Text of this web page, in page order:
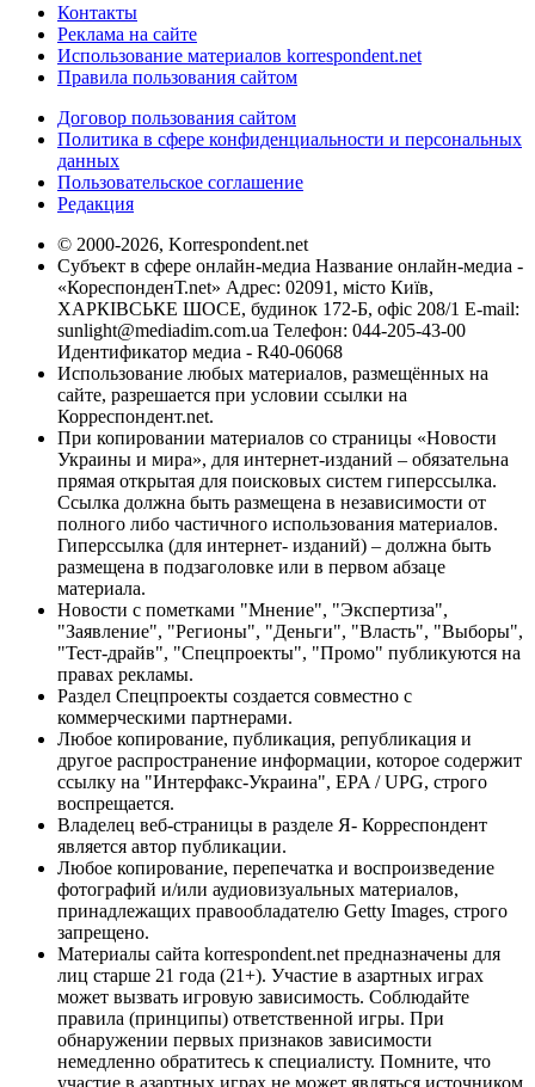
Контакты
Реклама на сайте
Использование материалов korrespondent.net
Правила пользования сайтом
Договор пользования сайтом
Политика в сфере конфиденциальности и персональных
данных
Пользовательское соглашение
Редакция
© 2000-2026, Korrespondent.net
Субъект в сфере онлайн-медиа Название онлайн-медиа -
«КореспонденТ.net» Адрес: 02091, місто Київ,
ХАРКІВСЬКЕ ШОСЕ, будинок 172-Б, офіс 208/1 E-mail:
sunlight@mediadim.com.ua Телефон: 044-205-43-00
Идентификатор медиа - R40-06068
Использование любых материалов, размещённых на
сайте, разрешается при условии ссылки на
Корреспондент.net.
При копировании материалов со страницы «Новости
Украины и мира», для интернет-изданий – обязательна
прямая открытая для поисковых систем гиперссылка.
Ссылка должна быть размещена в независимости от
полного либо частичного использования материалов.
Гиперссылка (для интернет- изданий) – должна быть
размещена в подзаголовке или в первом абзаце
материала.
Новости с пометками "Мнение", "Экспертиза",
"Заявление", "Регионы", "Деньги", "Власть", "Выборы",
"Тест-драйв", "Спецпроекты", "Промо" публикуются на
правах рекламы.
Раздел Спецпроекты создается совместно с
коммерческими партнерами.
Любое копирование, публикация, републикация и
другое распространение информации, которое содержит
ссылку на "Интерфакс-Украина", EPA / UPG, строго
воспрещается.
Владелец веб-страницы в разделе Я- Корреспондент
является автор публикации.
Любое копирование, перепечатка и воспроизведение
фотографий и/или аудиовизуальных материалов,
принадлежащих правообладателю Getty Images, строго
запрещено.
Материалы сайта korrespondent.net предназначены для
лиц старше 21 года (21+). Участие в азартных играх
может вызвать игровую зависимость. Соблюдайте
правила (принципы) ответственной игры. При
обнаружении первых признаков зависимости
немедленно обратитесь к специалисту. Помните, что
участие в азартных играх не может являться источником